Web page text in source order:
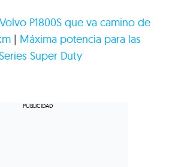
P1800S que va camino de
| Máxima potencia para las
Super Duty